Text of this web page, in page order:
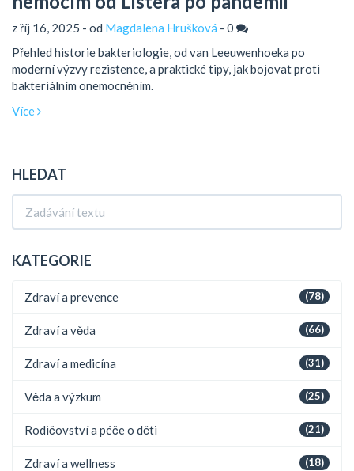
z říj 16, 2025 - od Magdalena Hrušková - 0
Přehled historie bakteriologie, od van Leeuwenhoeka po
moderní výzvy rezistence, a praktické tipy, jak bojovat proti
bakteriálním onemocněním.
Více
HLEDAT
KATEGORIE
(78)
Zdraví a prevence
(66)
Zdraví a věda
(31)
Zdraví a medicína
(25)
Věda a výzkum
(21)
Rodičovství a péče o děti
(18)
Zdraví a wellness